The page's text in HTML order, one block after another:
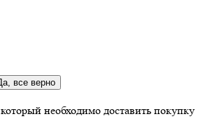
все верно
необходимо доставить покупку